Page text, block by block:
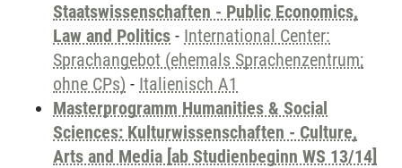
Staatswissenschaften - Public Economics,
Law and Politics - International Center:
Sprachangebot (ehemals Sprachenzentrum;
ohne CPs) - Italienisch A1
Masterprogramm Humanities & Social
Sciences: Kulturwissenschaften - Culture,
Arts and Media [ab Studienbeginn WS 13/14]